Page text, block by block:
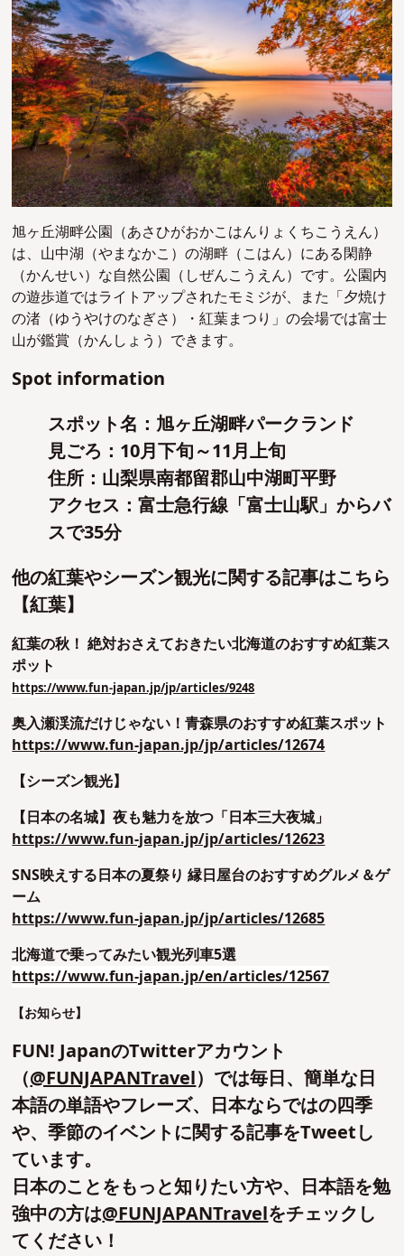
旭ヶ丘湖畔公園（あさひがおかこはんりょくちこうえん）
は、山中湖（やまなかこ）の湖畔（こはん）にある閑静
（かんせい）な自然公園（しぜんこうえん）です。公園内
の遊歩道ではライトアップされたモミジが、また「夕焼け
の渚（ゆうやけのなぎさ）・紅葉まつり」の会場では富士
山が鑑賞（かんしょう）できます。
Spot information
スポット名：旭ヶ丘湖畔パークランド
見ごろ：10月下旬～11月上旬
住所：山梨県南都留郡山中湖町平野
アクセス：富士急行線「富士山駅」からバ
スで35分
他の紅葉やシーズン観光に関する記事はこちら
【紅葉】
紅葉の秋！ 絶対おさえておきたい北海道のおすすめ紅葉ス
ポット
https://www.fun-japan.jp/jp/articles/9248
奥入瀬渓流だけじゃない！青森県のおすすめ紅葉スポット
https://www.fun-japan.jp/jp/articles/12674
【シーズン観光】
【日本の名城】夜も魅力を放つ「日本三大夜城」
https://www.fun-japan.jp/jp/articles/12623
SNS映えする日本の夏祭り 縁日屋台のおすすめグルメ＆ゲ
ーム
https://www.fun-japan.jp/jp/articles/12685
北海道で乗ってみたい観光列車5選
https://www.fun-japan.jp/en/articles/12567
【お知らせ】
FUN! JapanのTwitterアカウント
（@FUNJAPANTravel）では毎日、簡単な日
本語の単語やフレーズ、日本ならではの四季
や、季節のイベントに関する記事をTweetし
ています。
日本のことをもっと知りたい方や、日本語を勉
強中の方は@FUNJAPANTravelをチェックし
てください！